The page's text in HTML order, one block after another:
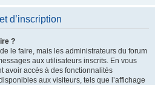
d’inscription
?
le faire, mais les administrateurs du forum
aux utilisateurs inscrits. En vous
avoir accès à des fonctionnalités
aux visiteurs, tels que l’affichage